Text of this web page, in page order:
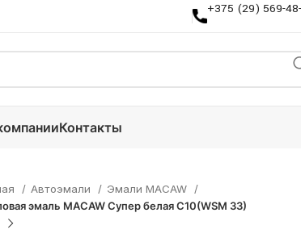
+375 (29) 569-
Контакты
Автоэмали
Эмали MACAW
эмаль MACAW Супер белая C10(WSM 33)